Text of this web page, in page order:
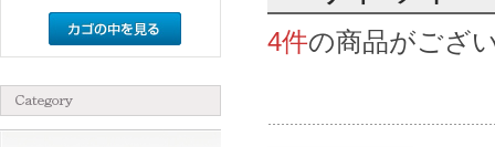
4件の商品がござ